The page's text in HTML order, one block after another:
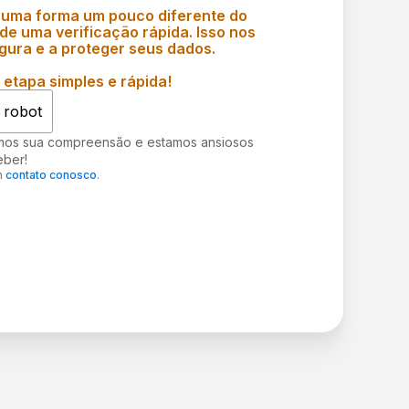
forma um pouco diferente do
uma verificação rápida. Isso nos
e a proteger seus dados.
simples e rápida!
robot
sua compreensão e estamos ansiosos
contato conosco.